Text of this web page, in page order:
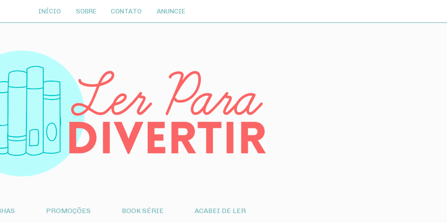
INÍCIO SOBRE CONTATO ANUNCIE
PROMOÇÕES BOOK SÉRIE ACABEI DE LER